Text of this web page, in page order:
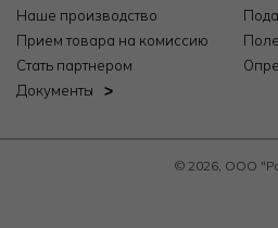
Наше производство
Прием товара на комиссию
Стать партнером
Документы
© 2026, ООО